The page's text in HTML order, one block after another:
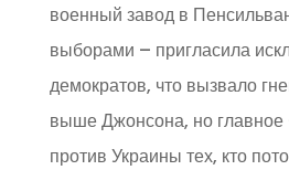
военный завод в
выборами – пригласила
демократов, что вызвало
выше Джонсона, но главное
против Украины тех, кто